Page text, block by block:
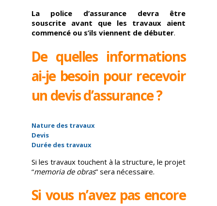
La police d’assurance devra être
souscrite avant que les travaux aient
commencé ou s’ils viennent de débuter.
De quelles informations
ai-je besoin pour recevoir
un devis d’assurance ?
Nature des travaux
Devis
Durée des travaux
Si les travaux touchent à la structure, le projet
“memoria de obras” sera nécessaire.
Si vous n’avez pas encore